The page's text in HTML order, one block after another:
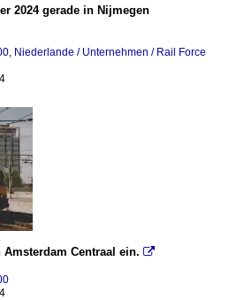
2024 gerade in Nijmegen
, Niederlande / Unternehmen / Rail Force
Centraal ein. 